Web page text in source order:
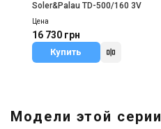
Soler&Palau TD-500/160 3V
Цена
16 730 грн
Купить
Модели этой серии